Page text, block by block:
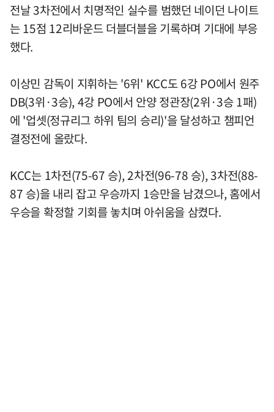
전날 3차전에서 치명적인 실수를 범했던 네이던 나이트
는 15점 12리바운드 더블더블을 기록하며 기대에 부응
했다.
이상민 감독이 지휘하는 '6위' KCC도 6강 PO에서 원주
DB(3위·3승), 4강 PO에서 안양 정관장(2위·3승 1패)
에 '업셋(정규리그 하위 팀의 승리)'을 달성하고 챔피언
결정전에 올랐다.
KCC는 1차전(75-67 승), 2차전(96-78 승), 3차전(88-
87 승)을 내리 잡고 우승까지 1승만을 남겼으나, 홈에서
우승을 확정할 기회를 놓치며 아쉬움을 삼켰다.